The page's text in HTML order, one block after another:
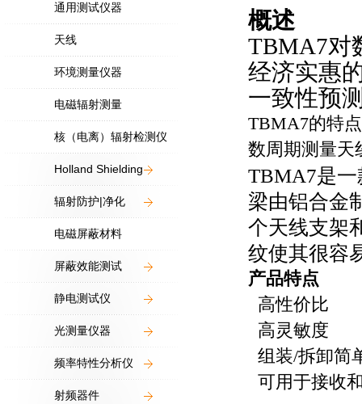
通用测试仪器
天线
环境测量仪器
电磁辐射测量
核（电离）辐射检测仪
Holland Shielding
辐射防护|净化
电磁屏蔽材料
屏蔽效能测试
静电测试仪
光测量仪器
频率特性分析仪
射频器件
概述
TBMA7对
经济实惠
一致性预
TBMA7的特
数周期测量天
TBMA7是
梁由铝合金
个天线支架
纹使其很容
产品特点
高性价比
高灵敏度
组装/拆卸简
可用于接收